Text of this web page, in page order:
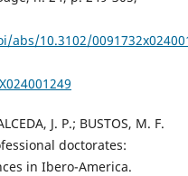
10.3102/
J. P.; BUSTOS, M. F.
doctorates:
in Ibero-America.